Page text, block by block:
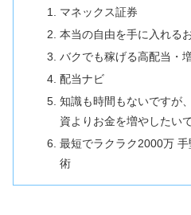
マネックス証券
本当の自由を手に入れる
バクでも稼げる高配当・
配当ナビ
知識も時間もないですが
資よりお金を増やしたい
最短でラクラク2000万
術